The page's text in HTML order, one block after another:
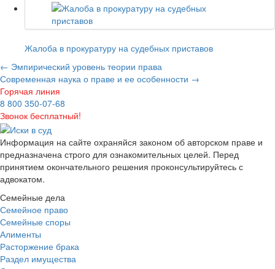
Жалоба в прокуратуру на судебных приставов
← Эмпирический уровень теории права
Современная наука о праве и ее особенности →
Горячая линия
8 800 350-07-68
Звонок бесплатный!
Информация на сайте охраняйся законом об авторском праве и
предназначена строго для ознакомительных целей. Перед
принятием окончательного решения проконсультируйтесь с
адвокатом.
Семейные дела
Семейное право
Семейные споры
Алименты
Расторжение брака
Раздел имущества